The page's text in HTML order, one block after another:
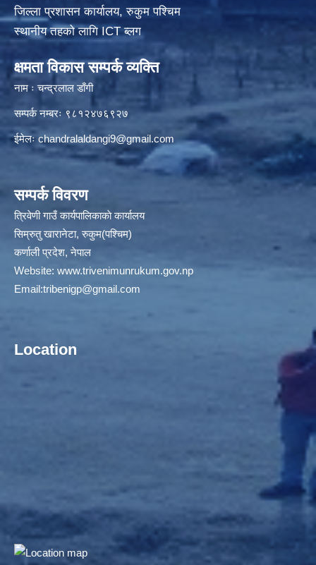
जिल्ला प्रशासन कार्यालय, रुकुम पश्चिम
स्थानीय तहको लागि ICT ब्लग
क्षमता विकास सम्पर्क व्यक्ति
नाम ः चन्द्रलाल डाँगी
सम्पर्क नम्बरः ९८१२४७६९२७
ईमेलः chandralaldangi9@gmail.com
सम्पर्क विवरण
त्रिवेणी गाउँ कार्यपालिकाकाे कार्यालय
सिम्रुतु खारानेटा, रुकुम(पश्‍चिम)
कर्णाली प्रदेश, नेपाल
Website: www.trivenimunrukum.gov.np
Email:tribenigp@gmail.com
Location